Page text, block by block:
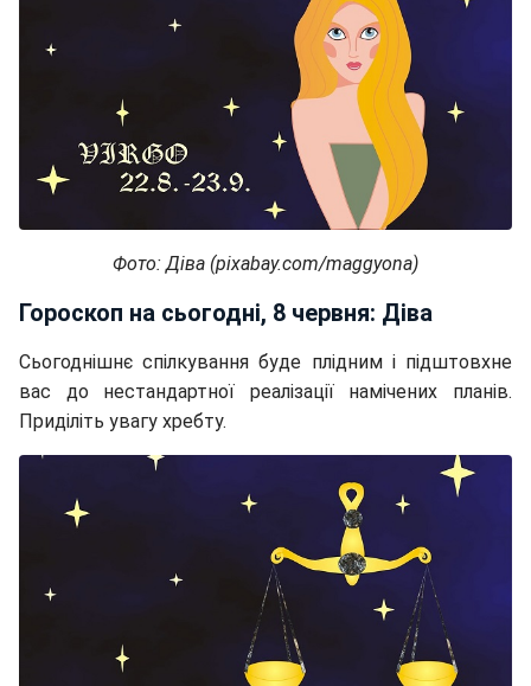
Фото: Діва (pixabay.com/maggyona)
Гороскоп на сьогодні, 8 червня: Діва
Сьогоднішнє спілкування буде плідним і підштовхне
вас до нестандартної реалізації намічених планів.
Приділіть увагу хребту.